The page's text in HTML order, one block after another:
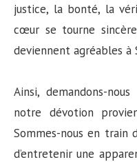
justice, la bonté, la
cœur se tourne
deviennent agréables à
Ainsi, demandons-
notre dévotion
Sommes-nous en train
d’entretenir une